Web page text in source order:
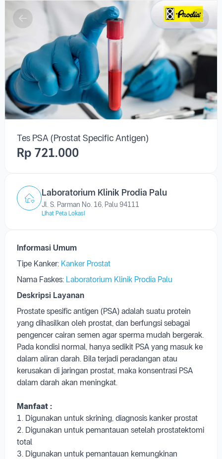
Tes PSA (Prostat Specific Antigen)
Rp 721.000
Laboratorium Klinik Prodia Palu
Jl. S. Parman No. 16, Palu 94111
Lihat Peta Lokasi
Informasi Umum
Tipe Kanker: Kanker Prostat
Nama Faskes: Laboratorium Klinik Prodia Palu
Deskripsi Layanan
Prostate spesific antigen (PSA) adalah suatu protein
yang dihasilkan oleh prostat, dan berfungsi sebagai
pengencer cairan semen agar sperma mudah bergerak.
Pada kondisi normal, hanya sedikit PSA yang masuk ke
dalam aliran darah. Bila terjadi peradangan atau
kerusakan di jaringan prostat, maka konsentrasi PSA
dalam darah akan meningkat.
Manfaat :
1. Digunakan untuk skrining, diagnosis kanker prostat
2. Digunakan untuk pemantauan setelah prostatektomi
total
3. Digunakan untuk pemantauan kemungkinan